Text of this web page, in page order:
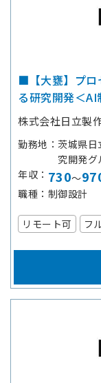
■【大甕】プロ
る研究開発＜AI
株式会社日立製
勤務地
茨城県
究開発グ
年収
730～
職種
制御設計
リモート可 フ